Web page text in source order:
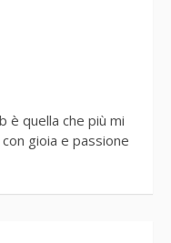
è quella che più mi
gioia e passione